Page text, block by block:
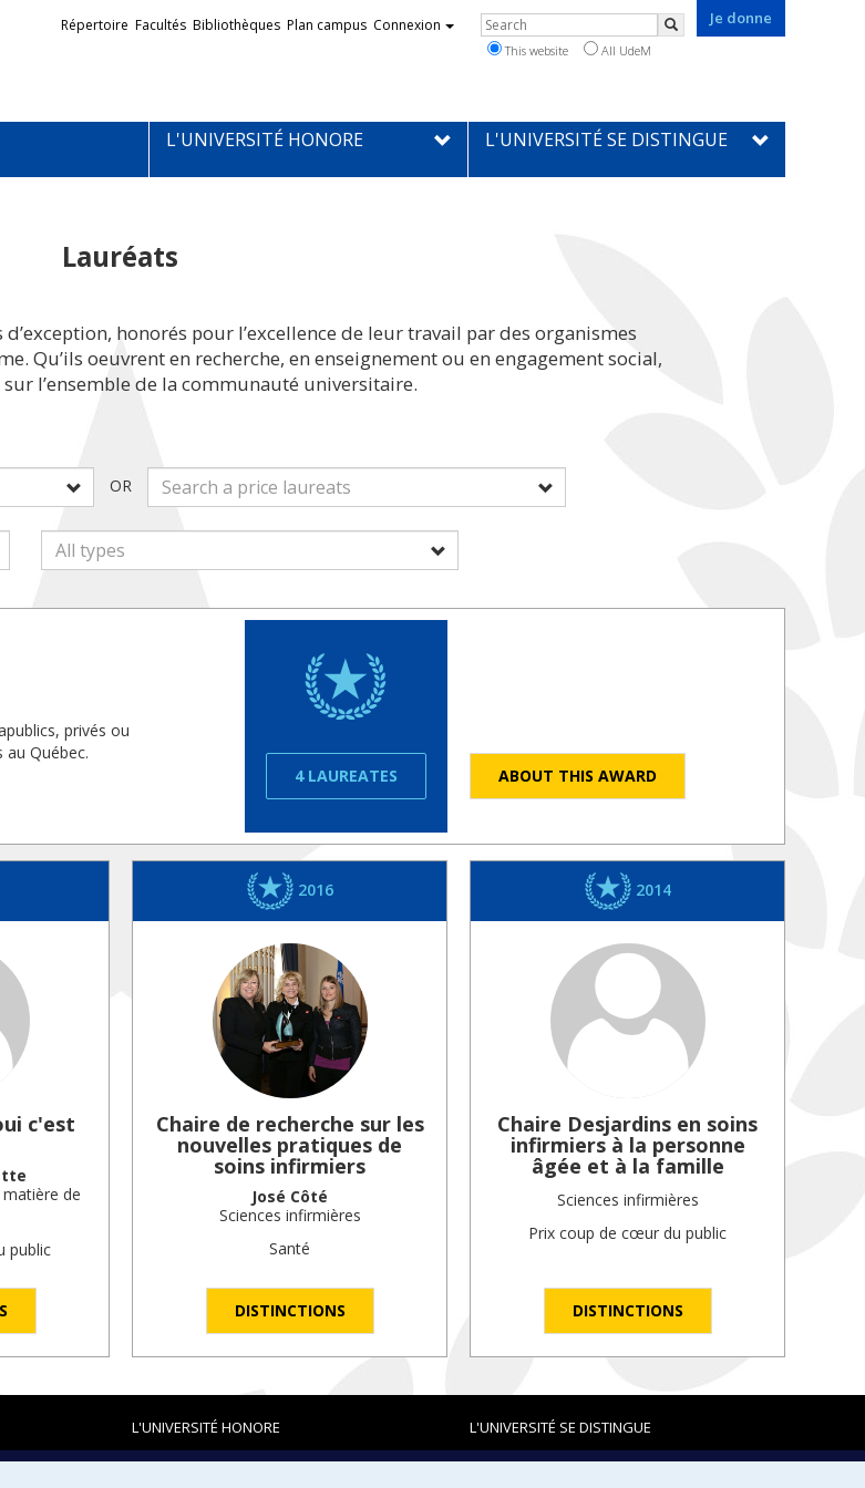
Je donne
Liens
externes
Répertoire Facultés Bibliothèques Plan campus Connexion Rechercher
Search
This website All UdeM
L'UNIVERSITÉ HONORE L'UNIVERSITÉ SE DISTINGUE
Lauréats
honorés pour l’excellence de leur travail par des organismes
Qu’ils oeuvrent en recherche, en enseignement ou en engagement social,
l’ensemble de la communauté universitaire.
OR
privés ou
Québec.
4 LAUREATES
ABOUT THIS AWARD
c'est
matière de
public
2016
Chaire de recherche sur les
nouvelles pratiques de
soins infirmiers
José Côté
Sciences infirmières
Santé
DISTINCTIONS
2014
Chaire Desjardins en soins
infirmiers à la personne
âgée et à la famille
Sciences infirmières
Prix coup de cœur du public
DISTINCTIONS
L'UNIVERSITÉ HONORE L'UNIVERSITÉ SE DISTINGUE